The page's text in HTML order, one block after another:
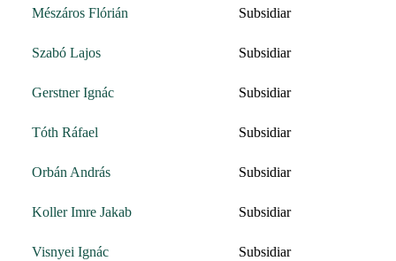
Mészáros Flórián Subsidiar
Szabó Lajos Subsidiar
Gerstner Ignác Subsidiar
Tóth Ráfael Subsidiar
Orbán András Subsidiar
Koller Imre Jakab Subsidiar
Visnyei Ignác Subsidiar